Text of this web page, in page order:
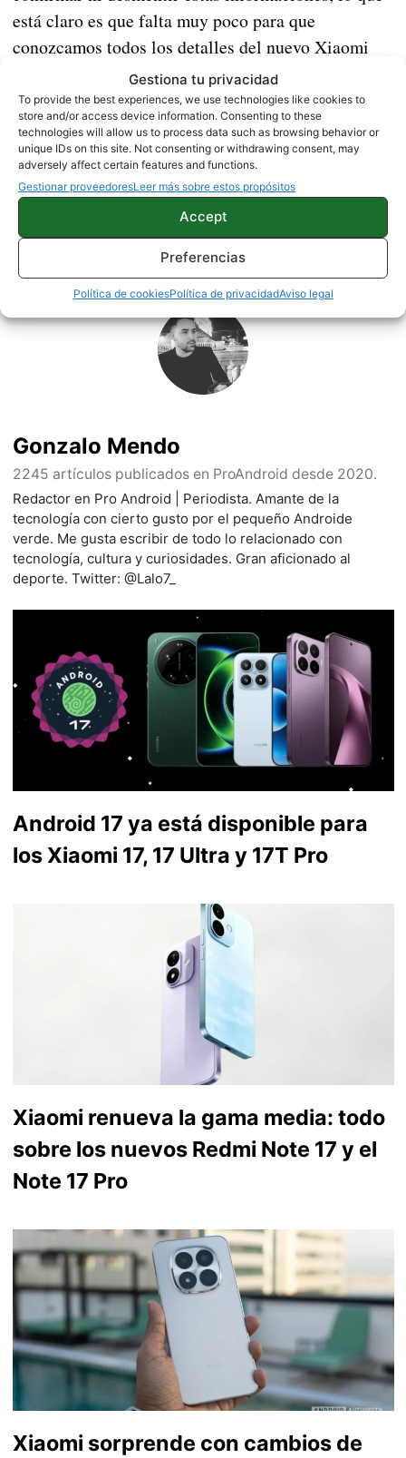
Gestiona tu privacidad
To provide the best experiences, we use technologies like cookies to
store and/or access device information. Consenting to these
technologies will allow us to process data such as browsing behavior or
unique IDs on this site. Not consenting or withdrawing consent, may
adversely affect certain features and functions.
Gestionar proveedoresLeer más sobre estos propósitos
Accept
Preferencias
Política de cookiesPolítica de privacidadAviso legal
está claro es que falta muy poco para que
conozcamos todos los detalles del nuevo Xiaomi
Vía|Gizmochina
NOTICIAS XIAOMI
Gonzalo Mendo
2245 artículos publicados en ProAndroid desde 2020.
Redactor en Pro Android | Periodista. Amante de la
tecnología con cierto gusto por el pequeño Androide
verde. Me gusta escribir de todo lo relacionado con
tecnología, cultura y curiosidades. Gran aficionado al
deporte. Twitter: @Lalo7_
Android 17 ya está disponible para
los Xiaomi 17, 17 Ultra y 17T Pro
Xiaomi renueva la gama media: todo
sobre los nuevos Redmi Note 17 y el
Note 17 Pro
Xiaomi sorprende con cambios de